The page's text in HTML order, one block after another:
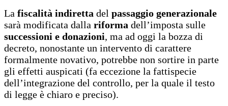
La fiscalità indiretta del passaggio generazionale
sarà modificata dalla riforma dell’imposta sulle
successioni e donazioni, ma ad oggi la bozza di
decreto, nonostante un intervento di carattere
formalmente novativo, potrebbe non sortire in parte
gli effetti auspicati (fa eccezione la fattispecie
dell’integrazione del controllo, per la quale il testo
di legge è chiaro e preciso).